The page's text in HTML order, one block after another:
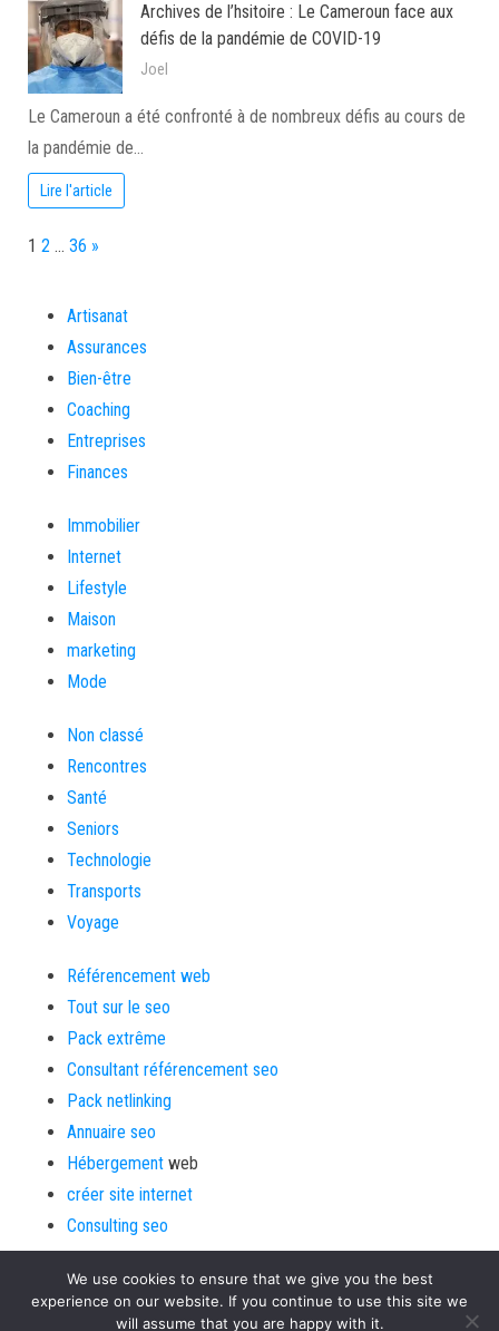
Archives de l’hsitoire : Le Cameroun face aux
défis de la pandémie de COVID-19
Joel
Le Cameroun a été confronté à de nombreux défis au cours de
la pandémie de…
Lire l'article
Page:
1 2 … 36 Next
»
Artisanat
Assurances
Bien-être
Coaching
Entreprises
Finances
Immobilier
Internet
Lifestyle
Maison
marketing
Mode
Non classé
Rencontres
Santé
Seniors
Technologie
Transports
Voyage
Référencement web
Tout sur le seo
Pack extrême
Consultant référencement seo
Pack netlinking
Annuaire seo
Hébergement web
créer site internet
Consulting seo
We use cookies to ensure that we give you the best
experience on our website. If you continue to use this site we
will assume that you are happy with it.